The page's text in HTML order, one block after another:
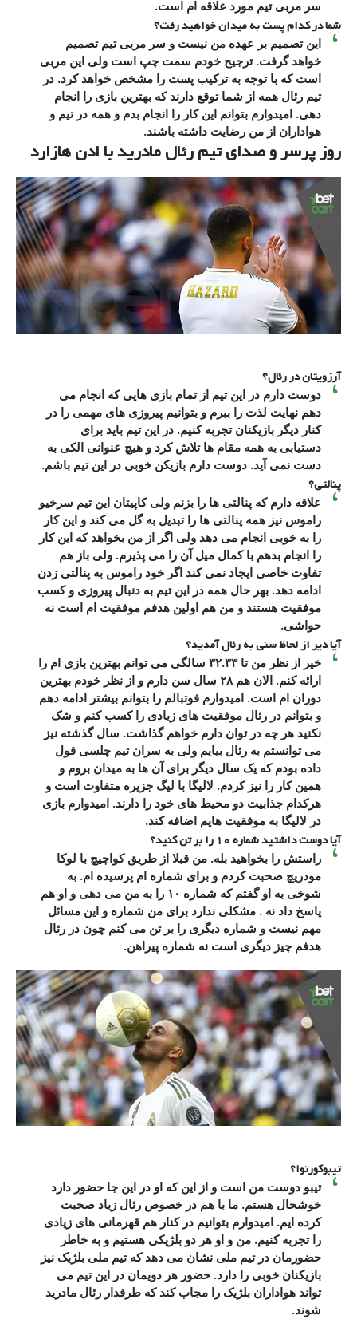
سر مربی تیم مورد علاقه ام است.
شما در کدام پست به میدان خواهید رفت؟
این تصمیم بر عهده من نیست و سر مربی تیم تصمیم
خواهد گرفت. ترجیح خودم سمت چپ است ولی این مربی
است که با توجه به ترکیب پست را مشخص خواهد کرد. در
تیم رئال همه از شما توقع دارند که بهترین بازی را انجام
دهی. امیدوارم بتوانم این کار را انجام بدم و همه در تیم و
هواداران از من رضایت داشته باشند.
روز پرسر و صدای تیم رئال مادرید با ادن هازارد
آرزویتان در رئال؟
دوست دارم در این تیم از تمام بازی هایی که انجام می
دهم نهایت لذت را ببرم و بتوانیم پیروزی های مهمی را در
کنار دیگر بازیکنان تجربه کنیم. در این تیم باید برای
دستیابی به همه مقام ها تلاش کرد و هیچ عنوانی الکی به
دست نمی آید. دوست دارم بازیکن خوبی در این تیم باشم.
پنالتی؟
علاقه دارم که پنالتی ها را بزنم ولی کاپیتان این تیم سرخیو
راموس نیز همه پنالتی ها را تبدیل به گل می کند و این کار
را به خوبی انجام می دهد ولی اگر از من بخواهد که این کار
را انجام بدهم با کمال میل آن را می پذیرم. ولی باز هم
تفاوت خاصی ایجاد نمی کند اگر خود راموس به پنالتی زدن
ادامه دهد. بهر حال همه در این تیم به دنبال پیروزی و کسب
موفقیت هستند و من هم اولین هدفم موفقیت ام است نه
حواشی.
آیا دیر از لحاظ سنی به رئال آمدید؟
خیر از نظر من تا ۳۲.۳۳ سالگی می توانم بهترین بازی ام را
ارائه کنم. الان هم ۲۸ سال سن دارم و از نظر خودم بهترین
دوران ام است. امیدوارم فوتبالم را بتوانم بیشتر ادامه دهم
و بتوانم در رئال موفقیت های زیادی را کسب کنم و شک
نکنید هر چه در توان دارم خواهم گذاشت. سال گذشته نیز
می توانستم به رئال بیایم ولی به سران تیم چلسی قول
داده بودم که یک سال دیگر برای آن ها به میدان بروم و
همین کار را نیز کردم. لالیگا با لیگ جزیره متفاوت است و
هرکدام جذابیت دو محیط های خود را دارند. امیدوارم بازی
در لالیگا به موفقیت هایم اضافه کند.
آیا دوست داشتید شماره ۱۰ را بر تن کنید؟
راستش را بخواهید بله. من قبلا از طریق کواچیچ با لوکا
مودریچ صحبت کردم و برای شماره ام پرسیده ام. به
شوخی به او گفتم که شماره ۱۰ را به من می دهی و او هم
پاسخ داد نه . مشکلی ندارد برای من شماره و این مسائل
مهم نیست و شماره دیگری را بر تن می کنم چون در رئال
هدفم چیز دیگری است نه شماره پیراهن.
تیبوکورتوا؟
تیبو دوست من است و از این که او در این جا حضور دارد
خوشحال هستم. ما با هم در خصوص رئال زیاد صحبت
کرده ایم. امیدوارم بتوانیم در کنار هم قهرمانی های زیادی
را تجربه کنیم. من و او هر دو بلژیکی هستیم و به خاطر
حضورمان در تیم ملی نشان می دهد که تیم ملی بلژیک نیز
بازیکنان خوبی را دارد. حضور هر دویمان در این تیم می
تواند هواداران بلژیک را مجاب کند که طرفدار رئال مادرید
شوند.